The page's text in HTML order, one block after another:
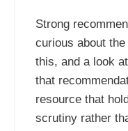
Strong
curious about
this, and a look at
that
resource that
scrutiny rather